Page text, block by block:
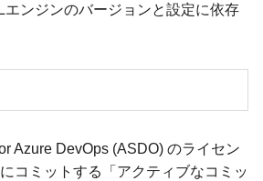
エンジンのバージョンと設定に依存
Azure DevOps (ASDO) のライセン
コミットする「アクティブなコミッ